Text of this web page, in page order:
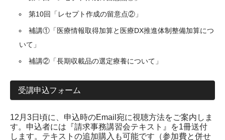
第10回「レセプト作成の留意点②」
補講①「医療情報取得加算と医療DX推進体制整備加算につ
いて」
補講②「長期収載品の選定療養について」
受講申込フォーム
12月3日頃に、申込時のEmail宛に視聴方法をご案内しま
す。申込者には『請求事務講習会テキスト』を1冊送付
します。テキストの追加購入も可能です（参加費と併せ